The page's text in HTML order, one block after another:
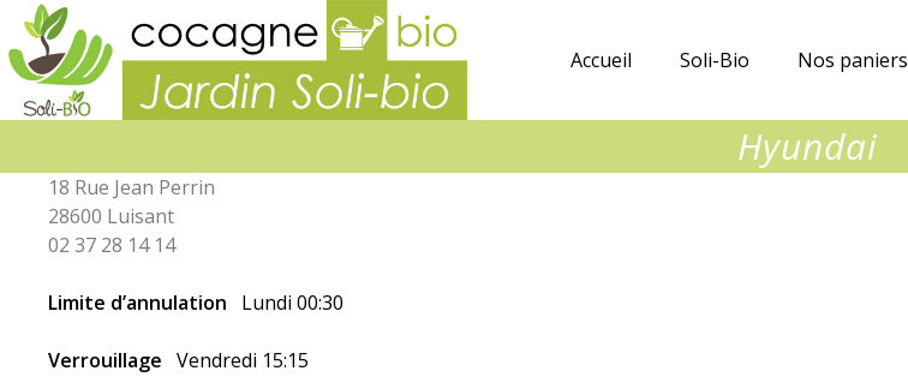
Accueil Soli-Bio Nos paniers
Hyundai
18 Rue Jean Perrin
28600 Luisant
02 37 28 14 14
Limite d’annulation Lundi 00:30
Verrouillage Vendredi 15:15